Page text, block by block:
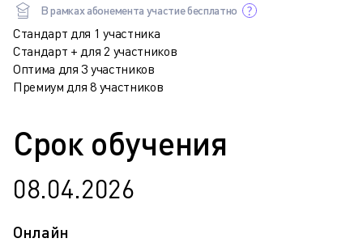
В рамках абонемента участие бесплатно
Стандарт для 1 участника
Стандарт + для 2 участников
Оптима для 3 участников
Премиум для 8 участников
Срок обучения
08.04.2026
Онлайн